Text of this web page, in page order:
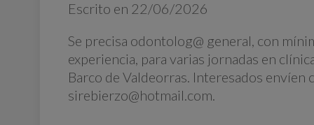
Escrito en 22/06/2026
Se precisa odontolog@ general, con
experiencia, para varias jornadas en
Barco de Valdeorras. Interesados envíen
sirebierzo@hotmail.com.